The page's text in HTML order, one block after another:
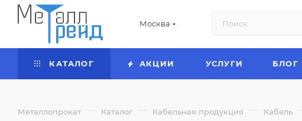
Москва
КАТАЛОГ АКЦИИ УСЛУГИ БЛОГ
Металлопрокат — Каталог — Кабельная продукция — Кабель